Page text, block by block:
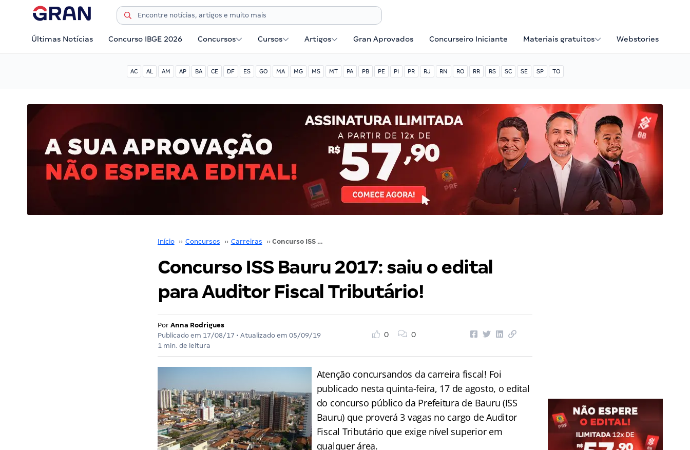
Últimas Notícias Concurso IBGE 2026 Concursos Cursos Artigos Gran Aprovados Concurseiro Iniciante Materiais gratuitos Webstories
AC AL AM AP BA CE DF ES GO MA MG MS MT PA PB PE PI PR RJ RN RO RR RS SC SE SP TO
Início ›› Concursos ›› Carreiras ›› Concurso ISS Bauru 2017: saiu o edital para Auditor Fiscal Tributário!
Concurso ISS Bauru 2017: saiu o edital
para Auditor Fiscal Tributário!
Por Anna Rodrigues
Publicado em 17/08/17 • Atualizado em 05/09/19
1 min. de leitura
0 0
Atenção concursandos da carreira fiscal! Foi
publicado nesta quinta-feira, 17 de agosto, o edital
do concurso público da Prefeitura de Bauru (ISS
Bauru) que proverá 3 vagas no cargo de Auditor
Fiscal Tributário que exige nível superior em
qualquer área.